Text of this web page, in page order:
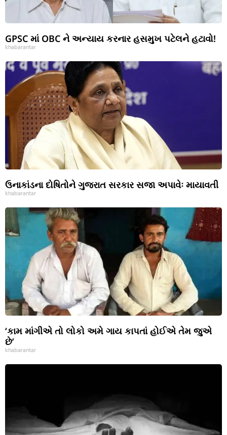
GPSC માં OBC ને અન્યાય કરનાર હસમુખ પટેલને હટાવો!
khabarantar
ઉનાકાંડના દોષિતોને ગુજરાત સરકાર સજા અપાવેઃ માયાવતી
khabarantar
‘કામ માંગીએ તો લોકો અમે ગાય કાપતાં હોઈએ તેમ જુએ
છે’
khabarantar